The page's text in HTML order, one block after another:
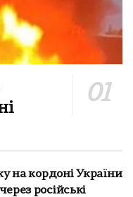
на кордоні України
російські